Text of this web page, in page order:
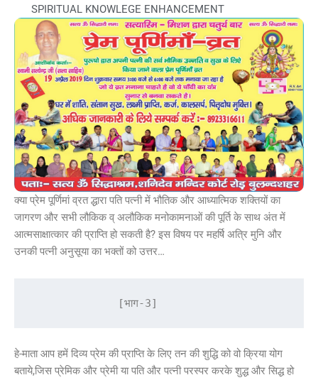
SPIRITUAL KNOWLEGE ENHANCEMENT
क्या प्रेम पूर्णिमां व्रत द्धारा पति पत्नी में भौतिक और आध्यात्मिक शक्तियों का
जागरण और सभी लौकिक व् अलौकिक मनोकामनाओं की पूर्ति के साथ अंत में
आत्मसाक्षात्कार की प्राप्ति हो सकती है? इस विषय पर महर्षि अत्रि मुनि और
उनकी पत्नी अनुसूया का भक्तों को उत्तर…
             [भाग-3]
हे-माता आप हमें दिव्य प्रेम की प्राप्ति के लिए तन की शुद्धि को वो क्रिया योग
बताये,जिस प्रेमिक और प्रेमी या पति और पत्नी परस्पर करके शुद्ध और सिद्ध हो